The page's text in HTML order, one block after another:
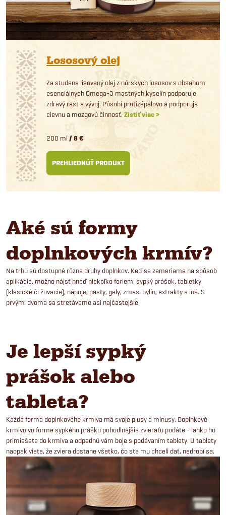
Lososový olej
Za studena lisovaný olej z nórskych lososov s obsahom
esenciálnych Omega-3 mastných kyselín podporuje
zdravý rast a vývoj. Pôsobí protizápalovo a podporuje
cievnu a mozgovú činnosť. Zistiť viac >
200 ml / 8 €
PREHLIEDNÚŤ PRODUKT
Aké sú formy
doplnkových krmív?
Na trhu sú dostupné rôzne druhy doplnkov. Keď sa zameriame na spôsob
aplikácie, možno nájsť hneď niekoľko foriem: sypký prášok, tabletky
(klasické či žuvacie), nápoje, pasty, gely, zmesi bylín, extrakty a iné. S
prvými dvoma sa stretávame asi najčastejšie.
Je lepší sypký
prášok alebo
tableta?
Každá forma doplnkového krmiva má svoje plusy a mínusy. Doplnkové
krmivo vo forme sypkého prášku pohodlnejšie zvieraťu podáte - ľahko ho
primiešate do krmiva a odpadnú vám boje s podávaním tablety. U tablety
naopak viete, že zviera dostane všetko, čo ste mu chceli dať, nedrobí sa.